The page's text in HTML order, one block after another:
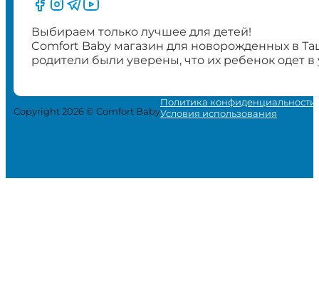
Выбираем только лучшее для детей!
Comfort Baby магазин для новорожденных в
родители были уверены, что их ребенок одет
Copyright 2026 © Comfort Baby
Политика конфиденциальности
Условия использования